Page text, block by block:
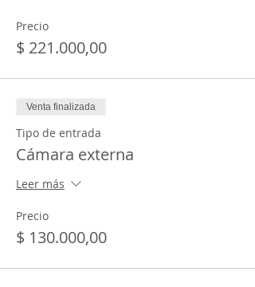
Precio
$ 221.000,00
Venta finalizada
Tipo de entrada
Cámara externa
Leer más
Precio
$ 130.000,00